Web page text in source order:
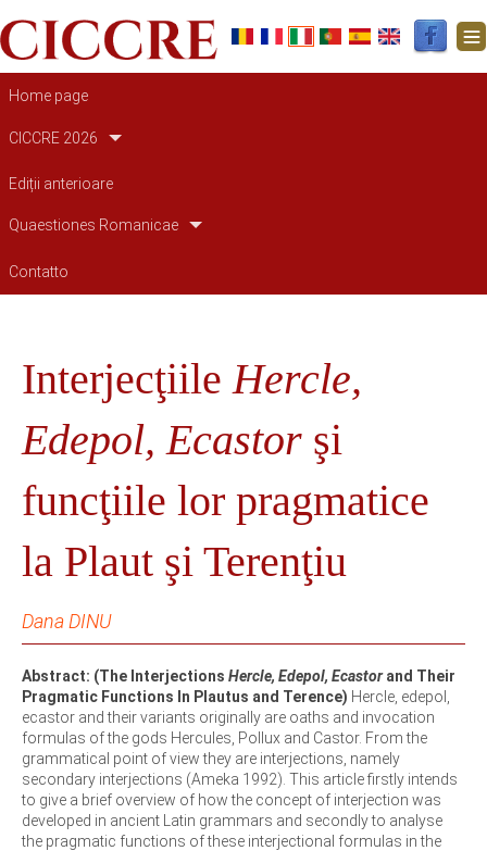
Navigazione principale
Home page
CICCRE 2026
Ediții anterioare
Quaestiones Romanicae
Contatto
Interjecţiile Hercle,
Edepol, Ecastor şi
funcţiile lor pragmatice
la Plaut şi Terenţiu
Dana DINU
Abstract: (The Interjections Hercle, Edepol, Ecastorand Their
Pragmatic Functions In Plautus and Terence) Hercle, edepol,
ecastor and their variants originally are oaths and invocation
formulas of the gods Hercules, Pollux and Castor. From the
grammatical point of view they are interjections, namely
secondary interjections (Ameka 1992). This article firstly intends
to give a brief overview of how the concept of interjection was
developed in ancient Latin grammars and secondly to analyse
the pragmatic functions of these interjectional formulas in the